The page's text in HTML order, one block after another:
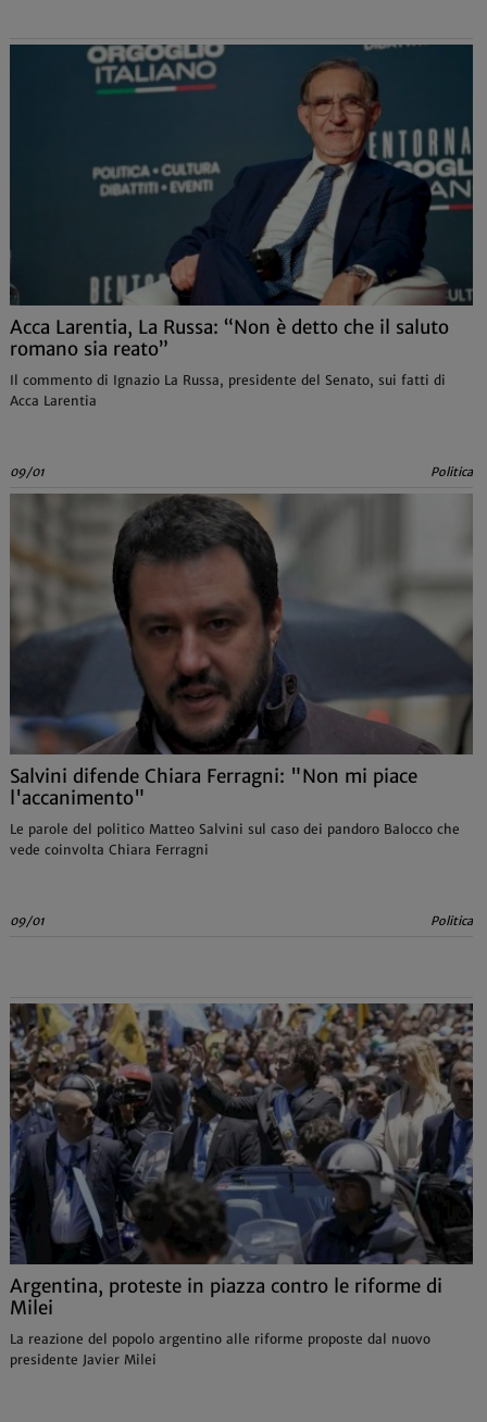
Acca Larentia, La Russa: “Non è detto che il saluto
romano sia reato”
Il commento di Ignazio La Russa, presidente del Senato, sui fatti di
Acca Larentia
09/01 Politica
Salvini difende Chiara Ferragni: "Non mi piace
l'accanimento"
Le parole del politico Matteo Salvini sul caso dei pandoro Balocco che
vede coinvolta Chiara Ferragni
09/01 Politica
Argentina, proteste in piazza contro le riforme di
Milei
La reazione del popolo argentino alle riforme proposte dal nuovo
presidente Javier Milei